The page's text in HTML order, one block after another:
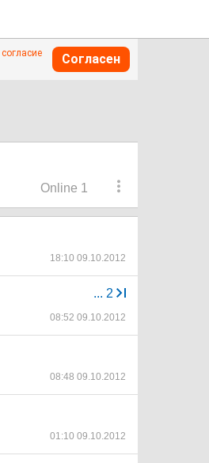
согласие
Согласен
Online 1
18:10 09.10.2012
... 2
08:52 09.10.2012
08:48 09.10.2012
01:10 09.10.2012